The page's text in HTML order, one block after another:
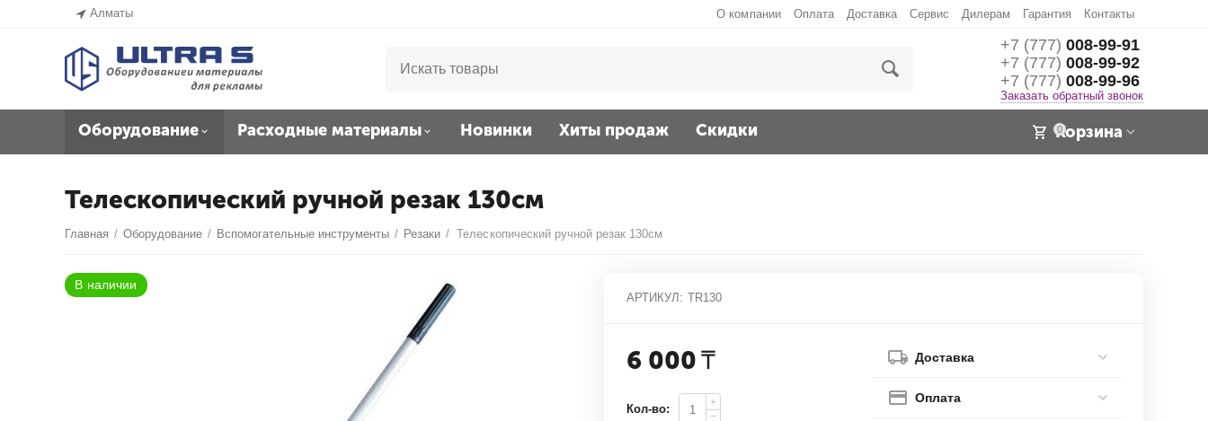
Алматы О компании Оплата Доставка Сервис Дилерам Гарантия Контакты
+7 (777) 008-99-91
+7 (777) 008-99-92
+7 (777) 008-99-96
Заказать обратный звонок
Оборудование Расходные материалы Новинки Хиты продаж Скидки 0
Корзина
Телескопический ручной резак 130см
Главная / Оборудование / Вспомогательные инструменты / Резаки / Телескопический ручной резак 130см
АРТИКУЛ: TR130
6 000₸
Кол-во:
+
−
Доставка
Оплата